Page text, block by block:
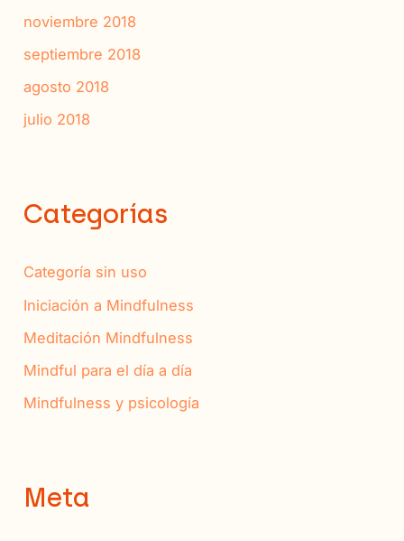
noviembre 2018
septiembre 2018
agosto 2018
julio 2018
Categorías
Categoría sin uso
Iniciación a Mindfulness
Meditación Mindfulness
Mindful para el día a día
Mindfulness y psicología
Meta